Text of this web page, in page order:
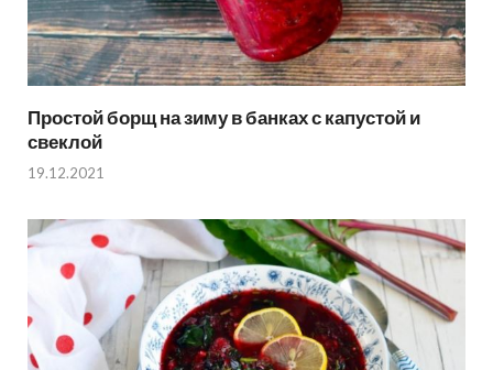
Простой борщ на зиму в банках с капустой и
свеклой
19.12.2021